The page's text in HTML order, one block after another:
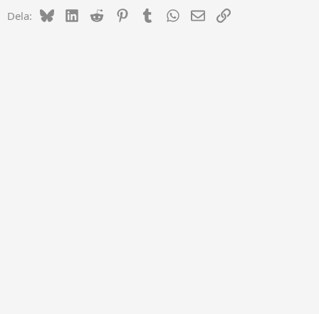
Dela: BlueskyLinkedIn
Reddit PinterestTumblrWhatsApp
E-postLänk